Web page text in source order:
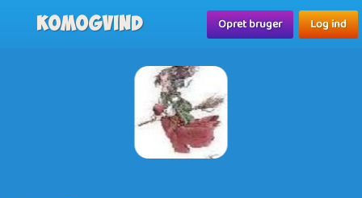
Komogvind Opret bruger Log ind